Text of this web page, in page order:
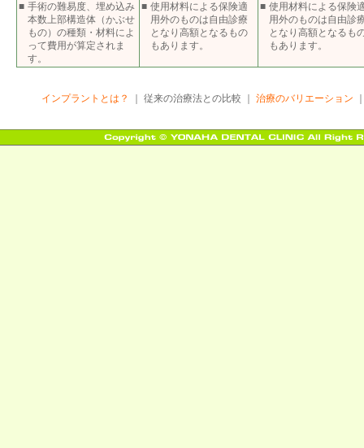
■ 手術の難易度、埋め込み
本数上部構造体（かぶせ
もの）の種類・材料によ
って費用が算定されま
す。
■ 使用材料による保険適
用外のものは自由診療
となり高額となるもの
もあります。
■ 使用材料による保険
用外のものは自由診
となり高額となるも
もあります。
インプラントとは？ ｜ 従来の治療法との比較 ｜ 治療のバリエーション